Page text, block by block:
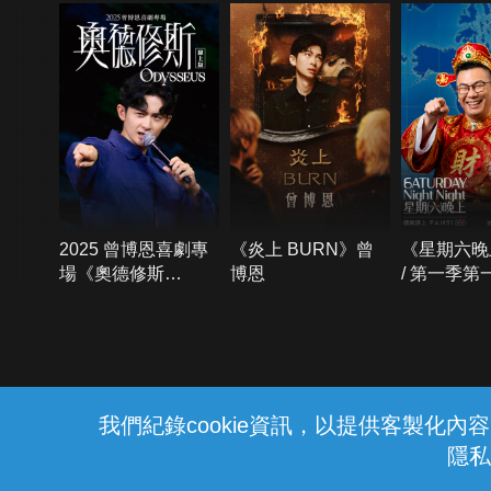
我們紀錄cookie資訊，以提供客製化內
隱
2025 曾博恩喜劇專
場《奧德修斯
《炎上 BURN》曾
博恩
《星期六
/ 第一季第